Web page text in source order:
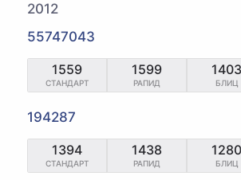
2012
55747043
1559
СТАНДАРТ
1599
РАПИД
1403
БЛИЦ
194287
1394
СТАНДАРТ
1438
РАПИД
1280
БЛИЦ